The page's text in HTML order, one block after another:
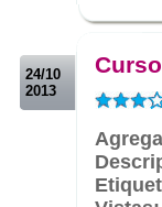
24/10
2013